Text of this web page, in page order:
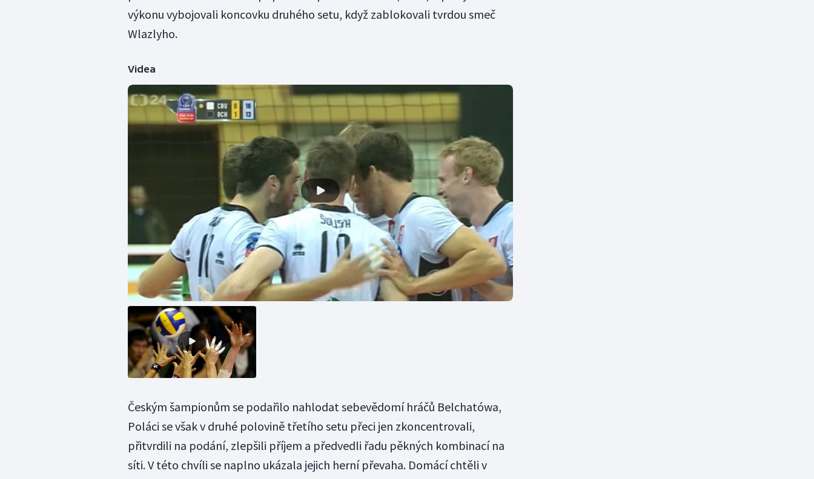
výkonu vybojovali koncovku druhého setu, když zablokovali tvrdou smeč
Wlazlyho.
Videa
Českým šampionům se podařilo nahlodat sebevědomí hráčů Belchatówa,
Poláci se však v druhé polovině třetího setu přeci jen zkoncentrovali,
přitvrdili na podání, zlepšili příjem a předvedli řadu pěkných kombinací na
síti. V této chvíli se naplno ukázala jejich herní převaha. Domácí chtěli v